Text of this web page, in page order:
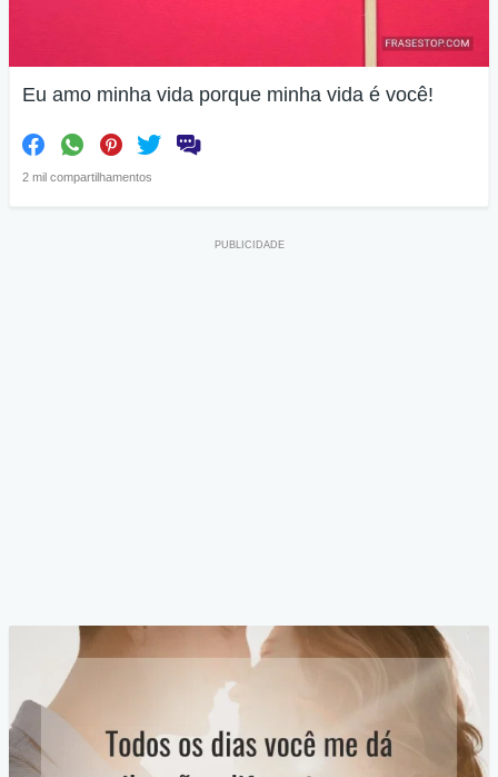
Eu amo minha vida porque minha vida é você!
2 mil compartilhamentos